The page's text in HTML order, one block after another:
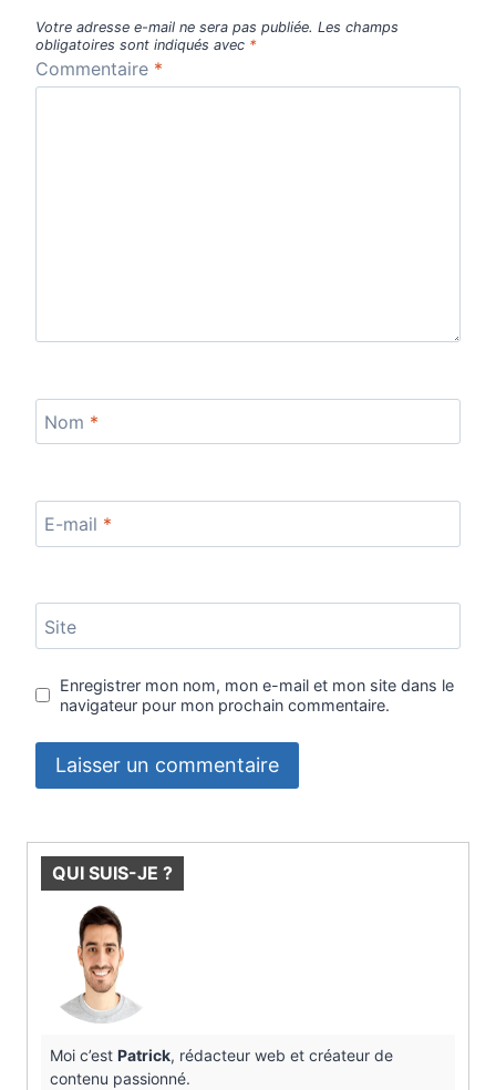
Votre adresse e-mail ne sera pas publiée. Les champs
obligatoires sont indiqués avec *
Commentaire *
Nom *
E-mail *
Site
Enregistrer mon nom, mon e-mail et mon site dans le
navigateur pour mon prochain commentaire.
QUI SUIS-JE ?
Moi c’est Patrick, rédacteur web et créateur de
contenu passionné.